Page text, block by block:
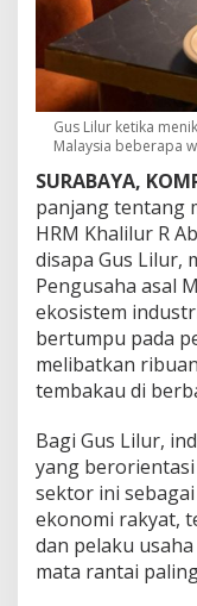
Gus Lilur ketika
Malaysia beberapa
SURABAYA,
panjang tentang
HRM Khalilur R
disapa Gus Lilur,
Pengusaha asal
ekosistem
bertumpu pada
melibatkan
tembakau di
Bagi Gus Lilur,
yang
sektor ini
ekonomi rakyat,
dan pelaku
mata rantai